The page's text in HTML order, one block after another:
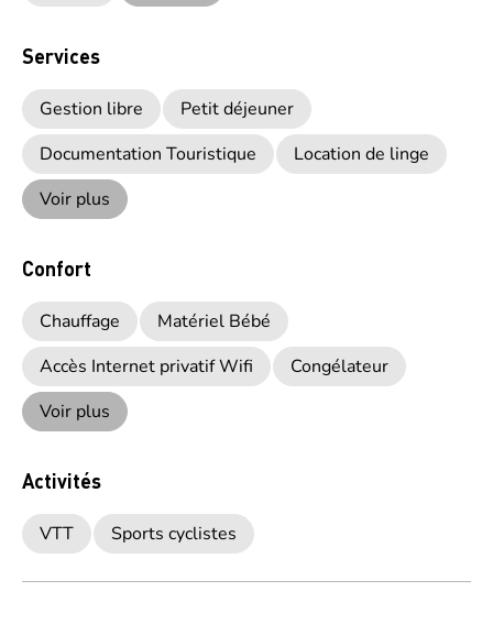
Services
Gestion libre
Petit déjeuner
Documentation Touristique
Location de linge
Voir plus
Confort
Chauffage
Matériel Bébé
Accès Internet privatif Wifi
Congélateur
Voir plus
Activités
VTT Sports cyclistes